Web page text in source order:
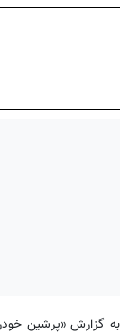
به گزارش «پرشین